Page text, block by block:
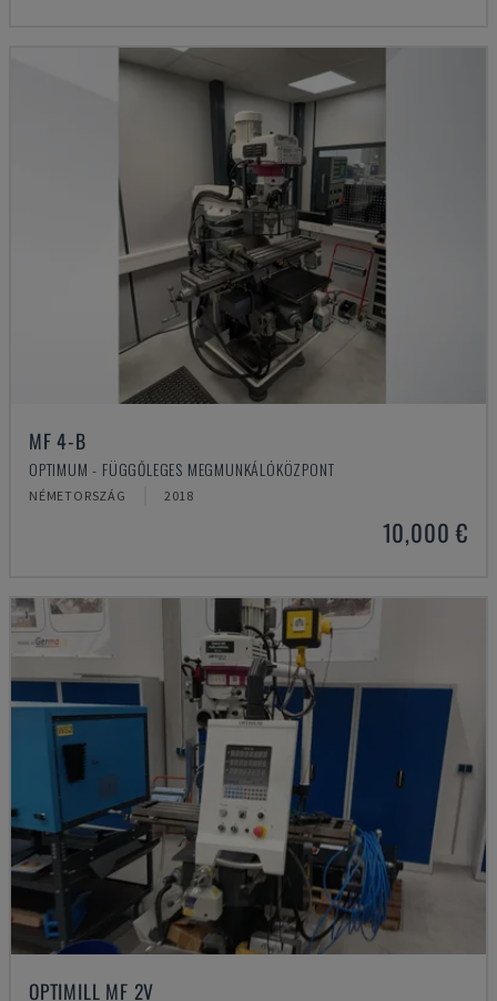
MF 4-B
OPTIMUM - FÜGGŐLEGES MEGMUNKÁLÓKÖZPONT
NÉMETORSZÁG 2018
10,000 €
OPTIMILL MF 2V